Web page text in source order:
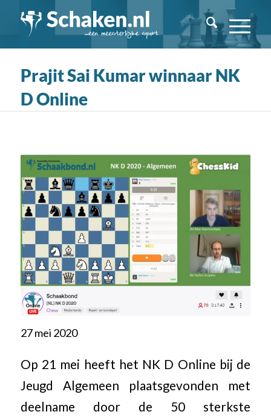
Prajit Sai Kumar winnaar NK
D Online
27 mei 2020
Op 21 mei heeft het NK D Online bij de
Jeugd Algemeen plaatsgevonden met
deelname door de 50 sterkste